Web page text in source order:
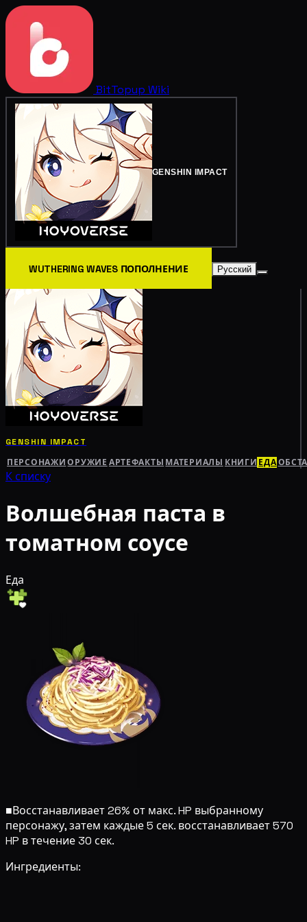
BitTopup Wiki
GENSHIN IMPACT
WUTHERING WAVES ПОПОЛНЕНИЕ Русский
GENSHIN IMPACT
ПЕРСОНАЖИ ОРУЖИЕ АРТЕФАКТЫ МАТЕРИАЛЫ КНИГИ ЕДА
К списку
Волшебная паста в
томатном соусе
Еда
■Восстанавливает 26% от макс. HP выбранному
персонажу, затем каждые 5 сек. восстанавливает 570
HP в течение 30 сек.
Ингредиенты: